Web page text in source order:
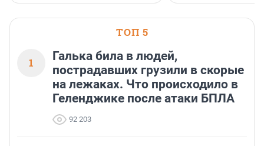
ТОП 5
1
Галька била в людей,
пострадавших грузили в скорые
на лежаках. Что происходило в
Геленджике после атаки БПЛА
92 203